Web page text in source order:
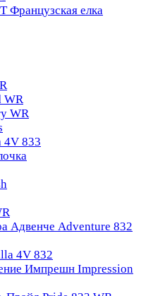
Французская елка
WR
WR
4V 833
Адвенче Adventure 832
4V 832
Импрешн Impression